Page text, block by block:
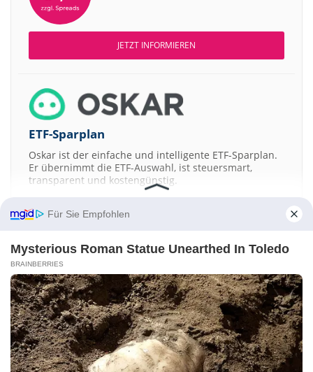
JETZT INFORMIEREN
ETF-Sparplan
Oskar ist der einfache und intelligente ETF-Sparplan.
Er übernimmt die ETF-Auswahl, ist steuersmart,
transparent und kostengünstig.
JETZT MEHR ERFAHREN
Aktien ATX DAX EuroStoxx 50 Dow Jones NASDAQ 100 Nikkei 225
S&P 500
Kontakt-Impressum-Werbung-Barrierefreiheit
Sitemap-Datenschutz-Disclaimer-AGB-Privatsphäre-Einstellungen
Für Sie Empfohlen
Mysterious Roman Statue Unearthed In Toledo
BRAINBERRIES